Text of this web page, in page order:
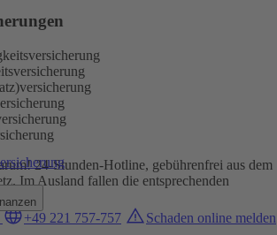
24-Stunden-Hotline, gebührenfrei aus dem
Im Ausland fallen die entsprechenden
+49 221 757-757 Schaden online melden